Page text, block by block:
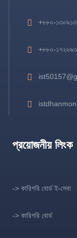
+৮৮০-
+৮৮০-
প্রয়োজনীয় লিংক
-> কারিগরি বোর্ড ই-সেবা
-> কারিগরি বোর্ড